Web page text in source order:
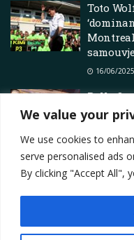
We value your
We use cookies to
serve personalised ads
By clicking "Accept All",
Toto
16/06/2025
Rally
najava,
Privacy Policy
Terms